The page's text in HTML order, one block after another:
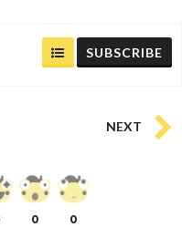
SUBSCRIBE
NEXT
0 0